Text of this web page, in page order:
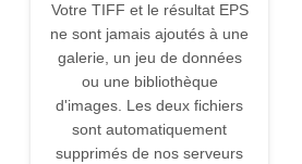
Votre TIFF et le résultat EPS
ne sont jamais ajoutés à une
galerie, un jeu de données
ou une bibliothèque
d'images. Les deux fichiers
sont automatiquement
supprimés de nos serveurs